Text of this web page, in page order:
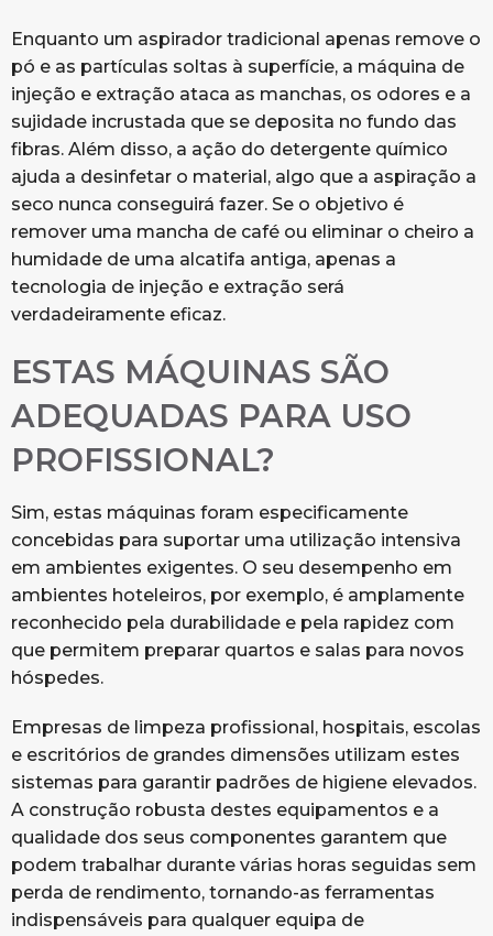
Enquanto um aspirador tradicional apenas remove o
pó e as partículas soltas à superfície, a máquina de
injeção e extração ataca as manchas, os odores e a
sujidade incrustada que se deposita no fundo das
fibras. Além disso, a ação do detergente químico
ajuda a desinfetar o material, algo que a aspiração a
seco nunca conseguirá fazer. Se o objetivo é
remover uma mancha de café ou eliminar o cheiro a
humidade de uma alcatifa antiga, apenas a
tecnologia de injeção e extração será
verdadeiramente eficaz.
ESTAS MÁQUINAS SÃO
ADEQUADAS PARA USO
PROFISSIONAL?
Sim, estas máquinas foram especificamente
concebidas para suportar uma utilização intensiva
em ambientes exigentes. O seu desempenho em
ambientes hoteleiros, por exemplo, é amplamente
reconhecido pela durabilidade e pela rapidez com
que permitem preparar quartos e salas para novos
hóspedes.
Empresas de limpeza profissional, hospitais, escolas
e escritórios de grandes dimensões utilizam estes
sistemas para garantir padrões de higiene elevados.
A construção robusta destes equipamentos e a
qualidade dos seus componentes garantem que
podem trabalhar durante várias horas seguidas sem
perda de rendimento, tornando-as ferramentas
indispensáveis para qualquer equipa de